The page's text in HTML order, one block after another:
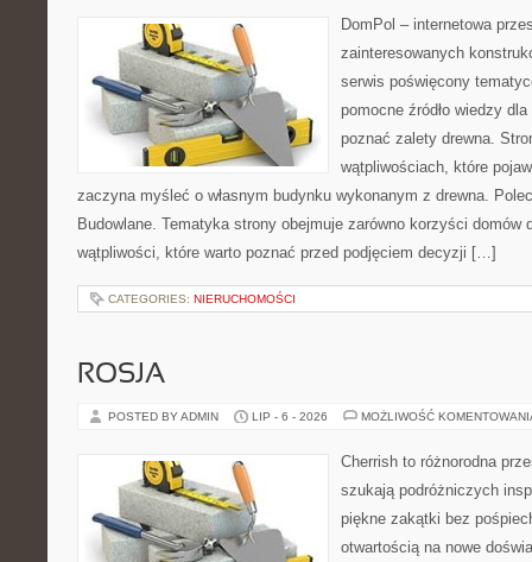
DomPol – internetowa
zainteresowanych
serwis poświęcony
pomocne źródło wiedzy
poznać zalety drewna.
wątpliwościach, które
zaczyna myśleć o własnym budynku wykonanym z drewna.
Budowlane. Tematyka strony obejmuje zarówno korzyści domów
wątpliwości, które warto poznać przed podjęciem decyzji […]
CATEGORIES: NIERUCHOMOŚCI
ROSJA
POSTED BY ADMIN LIP - 6 - 2026 MOŻLIWOŚĆ
Cherrish to różnorodna
szukają podróżniczych
piękne zakątki bez
otwartością na nowe